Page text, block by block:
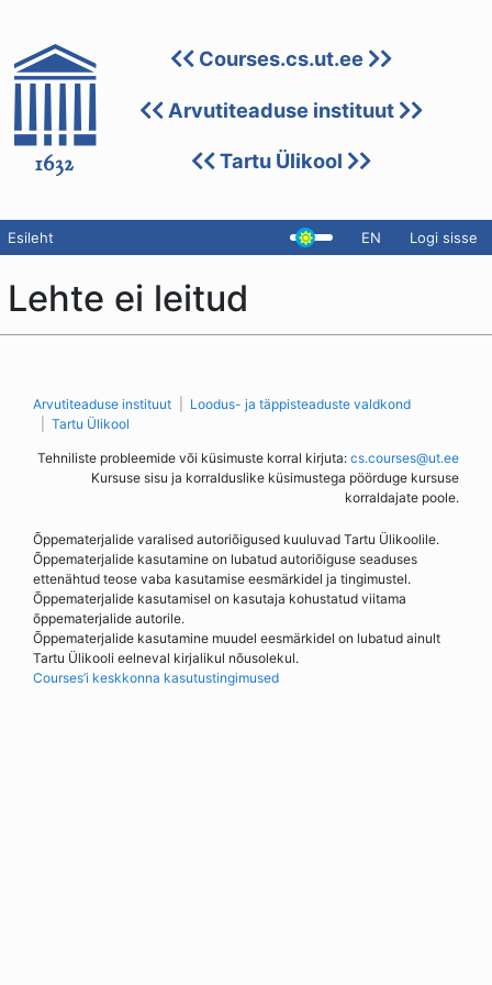
Courses.cs.ut.ee
Arvutiteaduse instituut
Tartu Ülikool
Esileht EN Logi sisse
Lehte ei leitud
Arvutiteaduse instituut
Loodus- ja täppisteaduste valdkond
Tartu Ülikool
Tehniliste probleemide või küsimuste korral kirjuta: cs.courses@ut.ee
Kursuse sisu ja korralduslike küsimustega pöörduge kursuse
korraldajate poole.
Õppematerjalide varalised autoriõigused kuuluvad Tartu Ülikoolile.
Õppematerjalide kasutamine on lubatud autoriõiguse seaduses
ettenähtud teose vaba kasutamise eesmärkidel ja tingimustel.
Õppematerjalide kasutamisel on kasutaja kohustatud viitama
õppematerjalide autorile.
Õppematerjalide kasutamine muudel eesmärkidel on lubatud ainult
Tartu Ülikooli eelneval kirjalikul nõusolekul.
Courses’i keskkonna kasutustingimused